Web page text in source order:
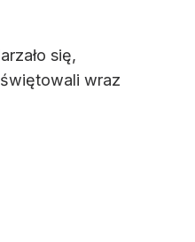
się,
wraz